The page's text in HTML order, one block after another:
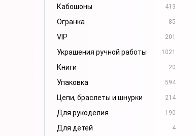
Кабошоны 413
Огранка 85
VIP 201
Украшения ручной работы 1021
Книги 20
Упаковка 594
Цепи, браслеты и шнурки 214
Для рукоделия 190
Для детей 4